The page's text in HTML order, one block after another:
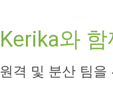
Kerika와
원격 및 분산 팀을